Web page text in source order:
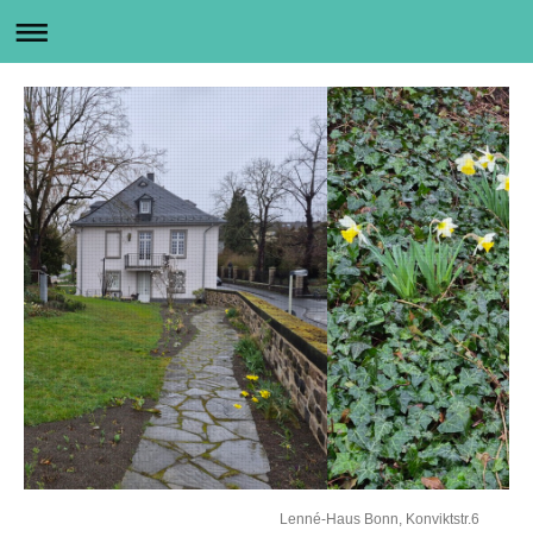
Lenné-Haus Bonn, Konviktstr.6